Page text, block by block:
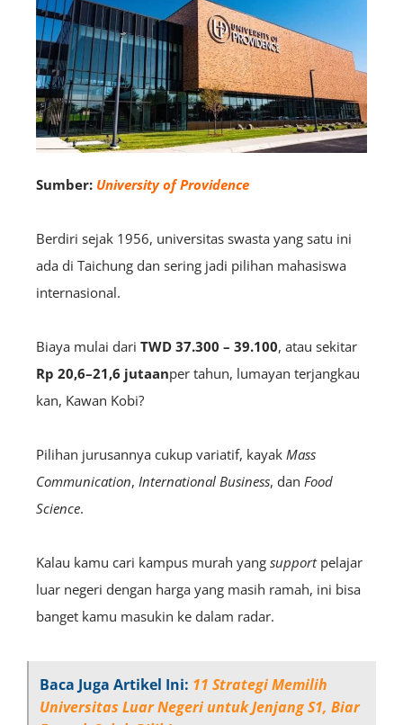
Sumber: University of Providence
Berdiri sejak 1956, universitas swasta yang satu ini
ada di Taichung dan sering jadi pilihan mahasiswa
internasional.
Biaya mulai dari TWD 37.300 – 39.100, atau sekitar
Rp 20,6–21,6 jutaanper tahun, lumayan terjangkau
kan, Kawan Kobi?
Pilihan jurusannya cukup variatif, kayak Mass
Communication, International Business, dan Food
Science.
Kalau kamu cari kampus murah yang supportpelajar
luar negeri dengan harga yang masih ramah, ini bisa
banget kamu masukin ke dalam radar.
Baca Juga Artikel Ini: 11 Strategi Memilih
Universitas Luar Negeri untuk Jenjang S1, Biar